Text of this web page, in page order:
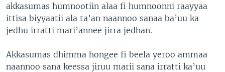
akkasumas humnootiin alaa fi humnoonni raayyaa
ittisa biyyaatii ala ta’an naannoo sanaa ba’uu ka
jedhu irratti mari’annee jirra jedhan.
Akkasumas dhimma hongee fi beela yeroo ammaa
naannoo sana keessa jiruu marii sana irratti ka’uu